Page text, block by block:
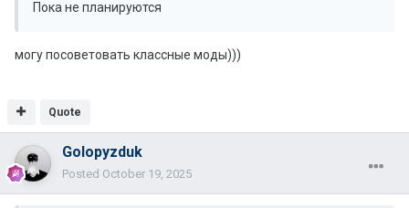
Пока не планируются
могу посоветовать классные моды)))
Quote
Golopyzduk
Posted October 19, 2025